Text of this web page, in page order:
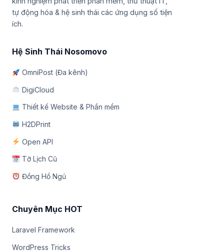
tự động hóa & hệ sinh thái các ứng dụng số tiện
ích.
Hệ Sinh Thái Nosomovo
OmniPost (Đa kênh)
DigiCloud
Thiết kế Website & Phần mềm
H2DPrint
Open API
Tờ Lịch Cũ
Đồng Hồ Ngủ
Chuyên Mục HOT
Laravel Framework
WordPress Tricks